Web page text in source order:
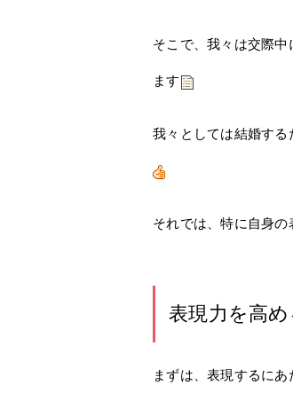
そこで、我々は交際
ます
我々としては結婚す
それでは、特に自身
表現力を高
まずは、表現するに